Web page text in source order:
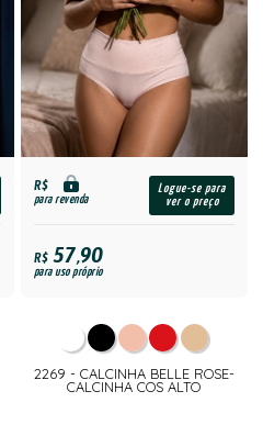
R$
para revenda
Logue-se para
ver o preço
R$57,90
para uso próprio
2269 - CALCINHA BELLE ROSE-
CALCINHA COS ALTO